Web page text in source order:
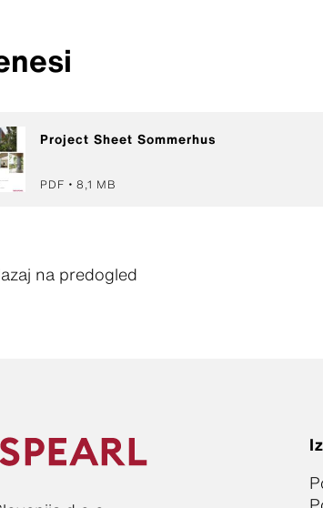
Project Sheet Sommerhus
PDF 8,1 MB
na predogled